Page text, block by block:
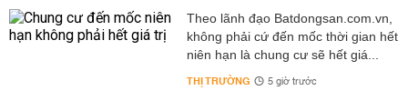
Theo lãnh đạo Batdongsan.com.vn,
không phải cứ đến mốc thời gian hết
niên hạn là chung cư sẽ hết giá...
THỊ TRƯỜNG 5 giờ trước